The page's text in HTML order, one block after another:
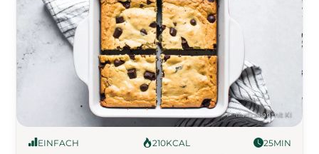
EINFACH 210KCAL 25MIN